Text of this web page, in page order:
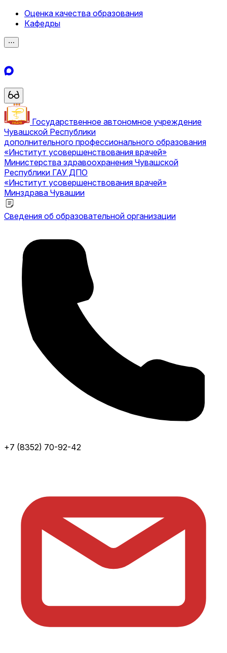
Оценка качества образования
Кафедры
⋯
Государственное автономное учреждение
Чувашской Республики
дополнительного профессионального образования
«Институт усовершенствования врачей»
Министерства здравоохранения Чувашской
Республики ГАУ ДПО
«Институт усовершенствования врачей»
Минздрава Чувашии
Сведения об образовательной организации
+7 (8352) 70-92-42